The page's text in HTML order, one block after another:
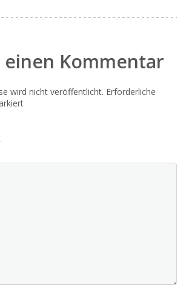
einen Kommentar
wird nicht veröffentlicht. Erforderliche